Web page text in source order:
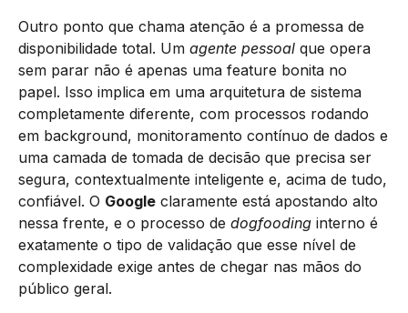
Outro ponto que chama atenção é a promessa de
disponibilidade total. Um agente pessoal que opera
sem parar não é apenas uma feature bonita no
papel. Isso implica em uma arquitetura de sistema
completamente diferente, com processos rodando
em background, monitoramento contínuo de dados e
uma camada de tomada de decisão que precisa ser
segura, contextualmente inteligente e, acima de tudo,
confiável. O Google claramente está apostando alto
nessa frente, e o processo de dogfooding interno é
exatamente o tipo de validação que esse nível de
complexidade exige antes de chegar nas mãos do
público geral.